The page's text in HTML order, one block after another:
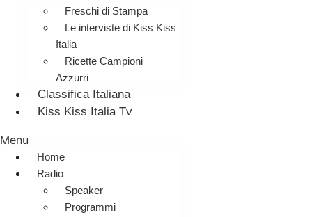
Freschi di Stampa
Le interviste di Kiss Kiss
Italia
Ricette Campioni
Azzurri
Classifica Italiana
Kiss Kiss Italia Tv
Menu
Home
Radio
Speaker
Programmi